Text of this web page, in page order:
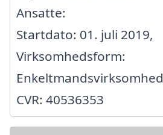
Ansatte:
Startdato: 01. juli 2019,
Virksomhedsform:
Enkeltmandsvirksomhed
CVR: 40536353